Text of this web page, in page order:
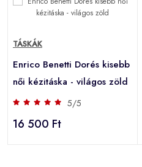
TÁSKÁK
Enrico Benetti Dorés kisebb
női kézitáska - világos zöld
5/5
16 500 Ft